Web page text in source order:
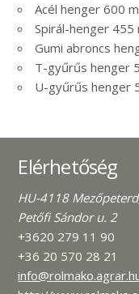
Acél henger 600
Spirál-henger 455
Gumi abroncs
T-gyűrűs henger
U-gyűrűs henger
Elérhetőség
HU-4118
Petőfi Sándor u. 2
+3620 279 11 90
+36 20 570 28 21